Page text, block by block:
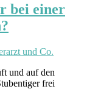
bei einer
und Co.
und auf den
frei